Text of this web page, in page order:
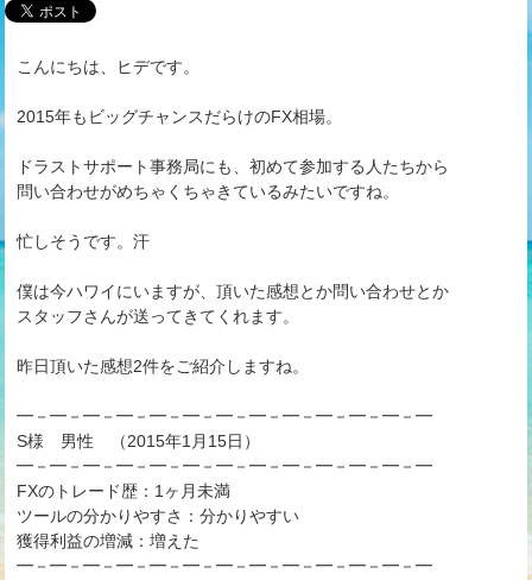
こんにちは、ヒデです。
2015年もビッグチャンスだらけのFX相場。
ドラストサポート事務局にも、初めて参加する人たちから
問い合わせがめちゃくちゃきているみたいですね。
忙しそうです。汗
僕は今ハワイにいますが、頂いた感想とか問い合わせとか
スタッフさんが送ってきてくれます。
昨日頂いた感想2件をご紹介しますね。
━－━－━－━－━－━－━－━－━－━－━－━－━
S様 男性 （2015年1月15日）
━－━－━－━－━－━－━－━－━－━－━－━－━
FXのトレード歴：1ヶ月未満
ツールの分かりやすさ：分かりやすい
獲得利益の増減：増えた
━－━－━－━－━－━－━－━－━－━－━－━－━